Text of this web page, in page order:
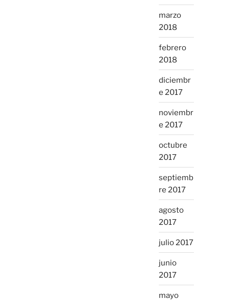
marzo
2018
febrero
2018
diciembr
e 2017
noviembr
e 2017
octubre
2017
septiemb
re 2017
agosto
2017
julio 2017
junio
2017
mayo